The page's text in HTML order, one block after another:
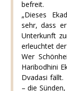
befreit.
„Dieses
sehr, dass
Unterkunft
erleuchtet
Wer
Haribodhini
Dvadasi fällt.
– die